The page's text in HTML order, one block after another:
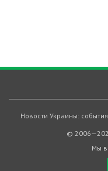
Новости Украины:
©
Мы в